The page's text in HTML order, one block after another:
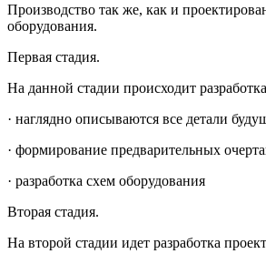
Производство так же, как и
оборудования.
Первая стадия.
На данной стадии происходит
· наглядно описываются все детали
· формирование предварительных
· разработка схем оборудования
Вторая стадия.
На второй стадии идет разработка